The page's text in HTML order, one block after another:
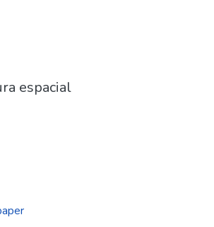
espacial